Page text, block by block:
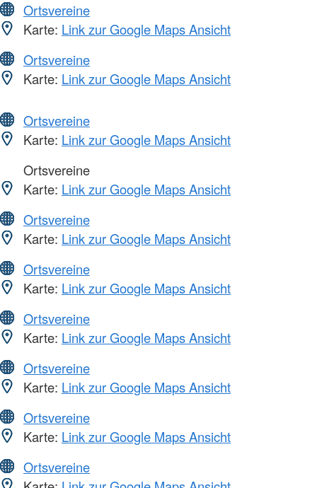
Ortsvereine
Karte: Link zur Google Maps Ansicht
Ortsvereine
Karte: Link zur Google Maps Ansicht
Ortsvereine
Karte: Link zur Google Maps Ansicht
Ortsvereine
Karte: Link zur Google Maps Ansicht
Ortsvereine
Karte: Link zur Google Maps Ansicht
Ortsvereine
Karte: Link zur Google Maps Ansicht
Ortsvereine
Karte: Link zur Google Maps Ansicht
Ortsvereine
Karte: Link zur Google Maps Ansicht
Ortsvereine
Karte: Link zur Google Maps Ansicht
Ortsvereine